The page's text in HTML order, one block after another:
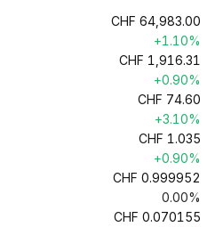
CHF 64,983.00
+1.10%
CHF 1,916.31
+0.90%
CHF 74.60
+3.10%
CHF 1.035
+0.90%
CHF 0.999952
0.00%
CHF 0.070155